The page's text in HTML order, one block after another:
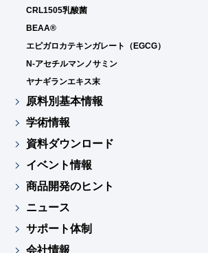
CRL1505乳酸菌
BEAA®
エピガロカテキンガレート（EGCG）
N-アセチルマンノサミン
ヤナギランエキス末
原料別基本情報
学術情報
資料ダウンロード
イベント情報
商品開発のヒント
ニュース
サポート体制
会社情報